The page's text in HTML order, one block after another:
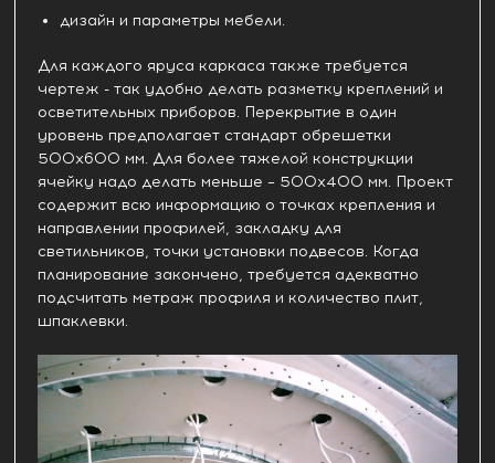
дизайн и параметры мебели.
Для каждого яруса каркаса также требуется
чертеж - так удобно делать разметку креплений и
осветительных приборов. Перекрытие в один
уровень предполагает стандарт обрешетки
500х600 мм. Для более тяжелой конструкции
ячейку надо делать меньше – 500х400 мм. Проект
содержит всю информацию о точках крепления и
направлении профилей, закладку для
светильников, точки установки подвесов. Когда
планирование закончено, требуется адекватно
подсчитать метраж профиля и количество плит,
шпаклевки.